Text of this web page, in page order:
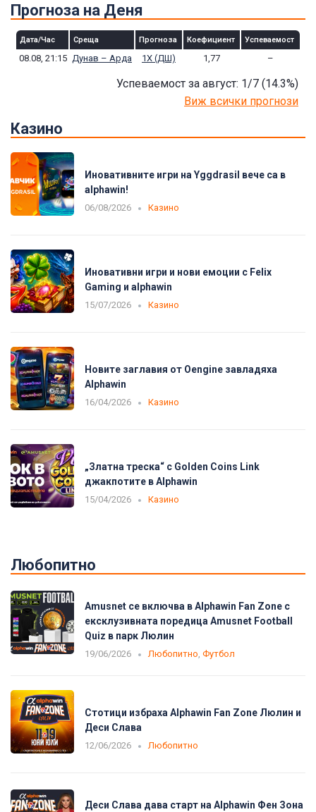
Прогноза на Деня
Дата/Час Среща Прогноза Коефициент Успеваемост
08.08, 21:15 Дунав – Арда 1Х (ДШ) 1,77 –
Успеваемост за август: 1/7 (14.3%)
Виж всички прогнози
Казино
Иновативните игри на Yggdrasil вече са в
alphawin!
06/08/2026 Казино
Иновативни игри и нови емоции с Felix
Gaming и alphawin
15/07/2026 Казино
Новите заглавия от Oengine завладяха
Alphawin
16/04/2026 Казино
„Златна треска“ с Golden Coins Link
джакпотите в Alphawin
15/04/2026 Казино
Любопитно
Amusnet се включва в Alphawin Fan Zone с
ексклузивната поредица Amusnet Football
Quiz в парк Люлин
19/06/2026 Любопитно Футбол
Стотици избраха Alphawin Fan Zone Люлин и
Деси Слава
12/06/2026 Любопитно
Деси Слава дава старт на Alphawin Фен Зона